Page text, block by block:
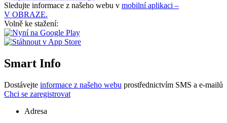
Sledujte informace z našeho webu v mobilní aplikaci –
V OBRAZE.
Volně ke stažení:
Smart Info
Dostávejte informace z našeho webu prostřednictvím SMS a e-mailů
Chci se zaregistrovat
Adresa